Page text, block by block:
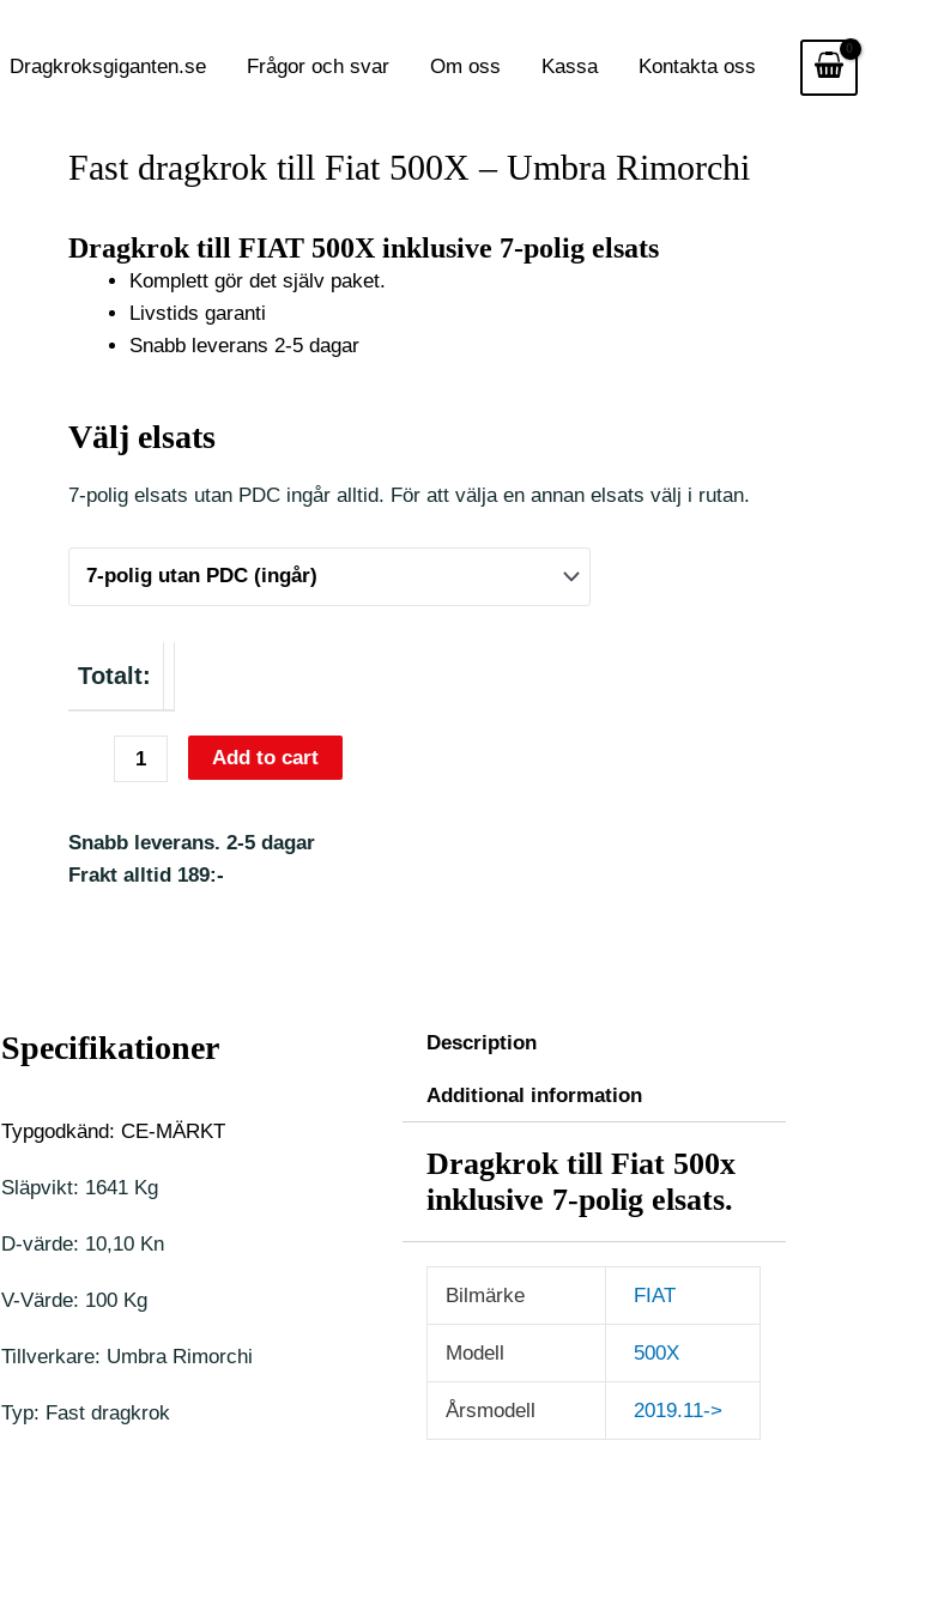
Dragkroksgiganten.se Frågor och svar Om oss Kassa Kontakta oss
Fast dragkrok till Fiat 500X – Umbra Rimorchi
Dragkrok till FIAT 500X inklusive 7-polig elsats
Komplett gör det själv paket.
Livstids garanti
Snabb leverans 2-5 dagar
Välj elsats
7-polig elsats utan PDC ingår alltid. För att välja en annan elsats välj i rutan.
Totalt:
Add to cart
Snabb leverans. 2-5 dagar
Frakt alltid 189:-
Specifikationer
Typgodkänd: CE-MÄRKT
Släpvikt: 1641 Kg
D-värde: 10,10 Kn
V-Värde: 100 Kg
Tillverkare: Umbra Rimorchi
Typ: Fast dragkrok
Description
Additional information
Dragkrok till Fiat 500x
inklusive 7-polig elsats.
Bilmärke FIAT
Modell 500X
Årsmodell 2019.11->